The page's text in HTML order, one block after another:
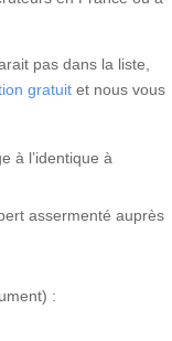
pas dans la liste,
gratuit et nous vous
à l’identique à
assermenté auprès
: